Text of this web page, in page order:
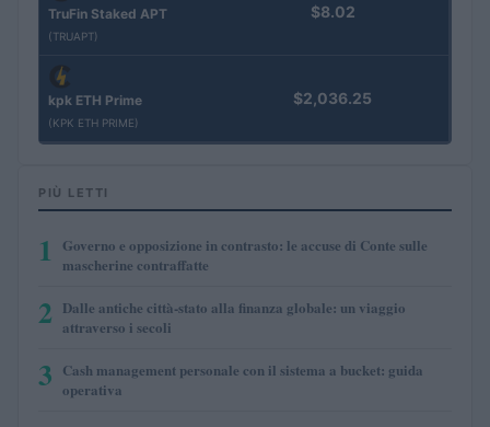
TruFin Staked APT
(TRUAPT)
$8.02
kpk ETH Prime
(KPK ETH PRIME)
$2,036.25
PIÙ LETTI
1
Governo e opposizione in contrasto: le accuse di Conte sulle
mascherine contraffatte
2 Dalle antiche città-stato alla finanza globale: un viaggio
attraverso i secoli
3 Cash management personale con il sistema a bucket: guida
operativa